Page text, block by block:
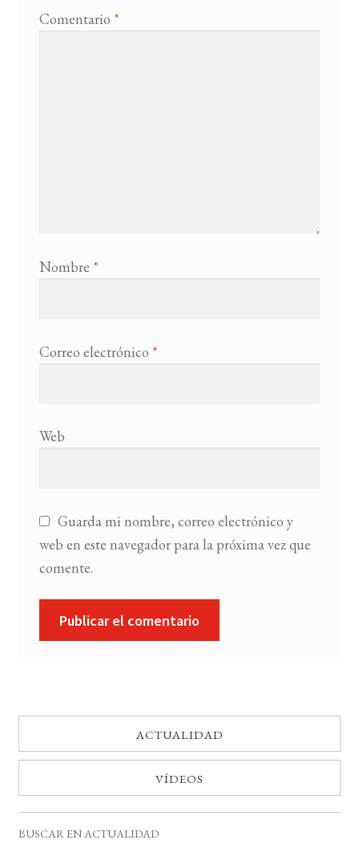
Comentario *
Nombre *
Correo electrónico *
Web
Guarda mi nombre, correo electrónico y
web en este navegador para la próxima vez que
comente.
ACTUALIDAD
VÍDEOS
BUSCAR EN ACTUALIDAD